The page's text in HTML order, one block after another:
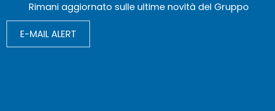
Rimani aggiornato sulle ultime novità del Gruppo
E-MAIL ALERT